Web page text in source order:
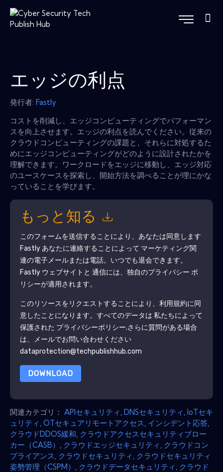
エッジの利点
発行者: Fastly
コストを削減し、エッジコンピューティングでパフォーマン
スを向上させます。エッジの利点を読んでください。従来の
クラウドコンピューティングの課題と、それらに対処するた
めにエッジコンピューティングがどのように設計されたかを
理解できます。ワークロードをエッジに移動し、エッジ対応
のユースケースを探索し、開始方法を調べることが理にかな
っていることを学びます。
もっと知る
このフォームを送信することにより、あなたは同意します
Fastlyあなたに連絡することによって マーケティング関
連の電子メールまたは電話。いつでも退会できます。
Fastlyウェブサイトと 通信には、独自のプライバシー ポ
リシーが適用されます。
このリソースをリクエストすることにより、利用規約に同
意したことになります。すべてのデータは 私たちによって
保護された プライバシーポリシー.さらに質問がある場合
は、メールでお問い合わせください
dataprotection@techpublishhub.com
DOWNLOAD
関連カテゴリ： APIセキュリティ DNSセキュリティ IoTセキ
ュリティ OTセキュアリモートアクセス インシデント応答
クラウドDDOS緩和 クラウドアクセスセキュリティブロー
カー（CASB）
クラウドエッジセキュリティ
クラウドコン
プライアンス クラウドセキュリティ
クラウドセキュリティ
姿勢管理（CSPM）
クラウドデータセキュリティ
クラウド